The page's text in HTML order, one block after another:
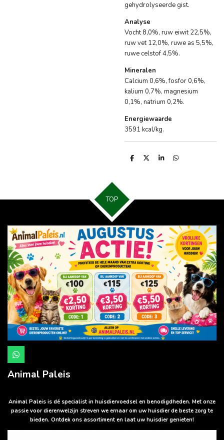
gehydrolyseerde gist.
Analyse
Vocht 8,0%, ruw eiwit 22,5%,
ruw vet 12,0%, ruwe as 5,5%,
ruwe celstof 4,5%.
Mineralen
Calcium 0,6%, fosfor 0,6%,
kalium 0,7%, magnesium
0,1%, natrium 0,2%.
Energiewaarde
3591 kcal/kg.
D
D
S
D
TOP
W
h
a
t
p
p
Animal Paleis
Animal Paleis is dé specialist in huisdiervoedsel en benodigdheden. Met onze
passie voor dierenwelzijn streven we ernaar om uw huisdier de beste zorg te
bieden. Ontdek ons assortiment en laat uw huisdier genieten!